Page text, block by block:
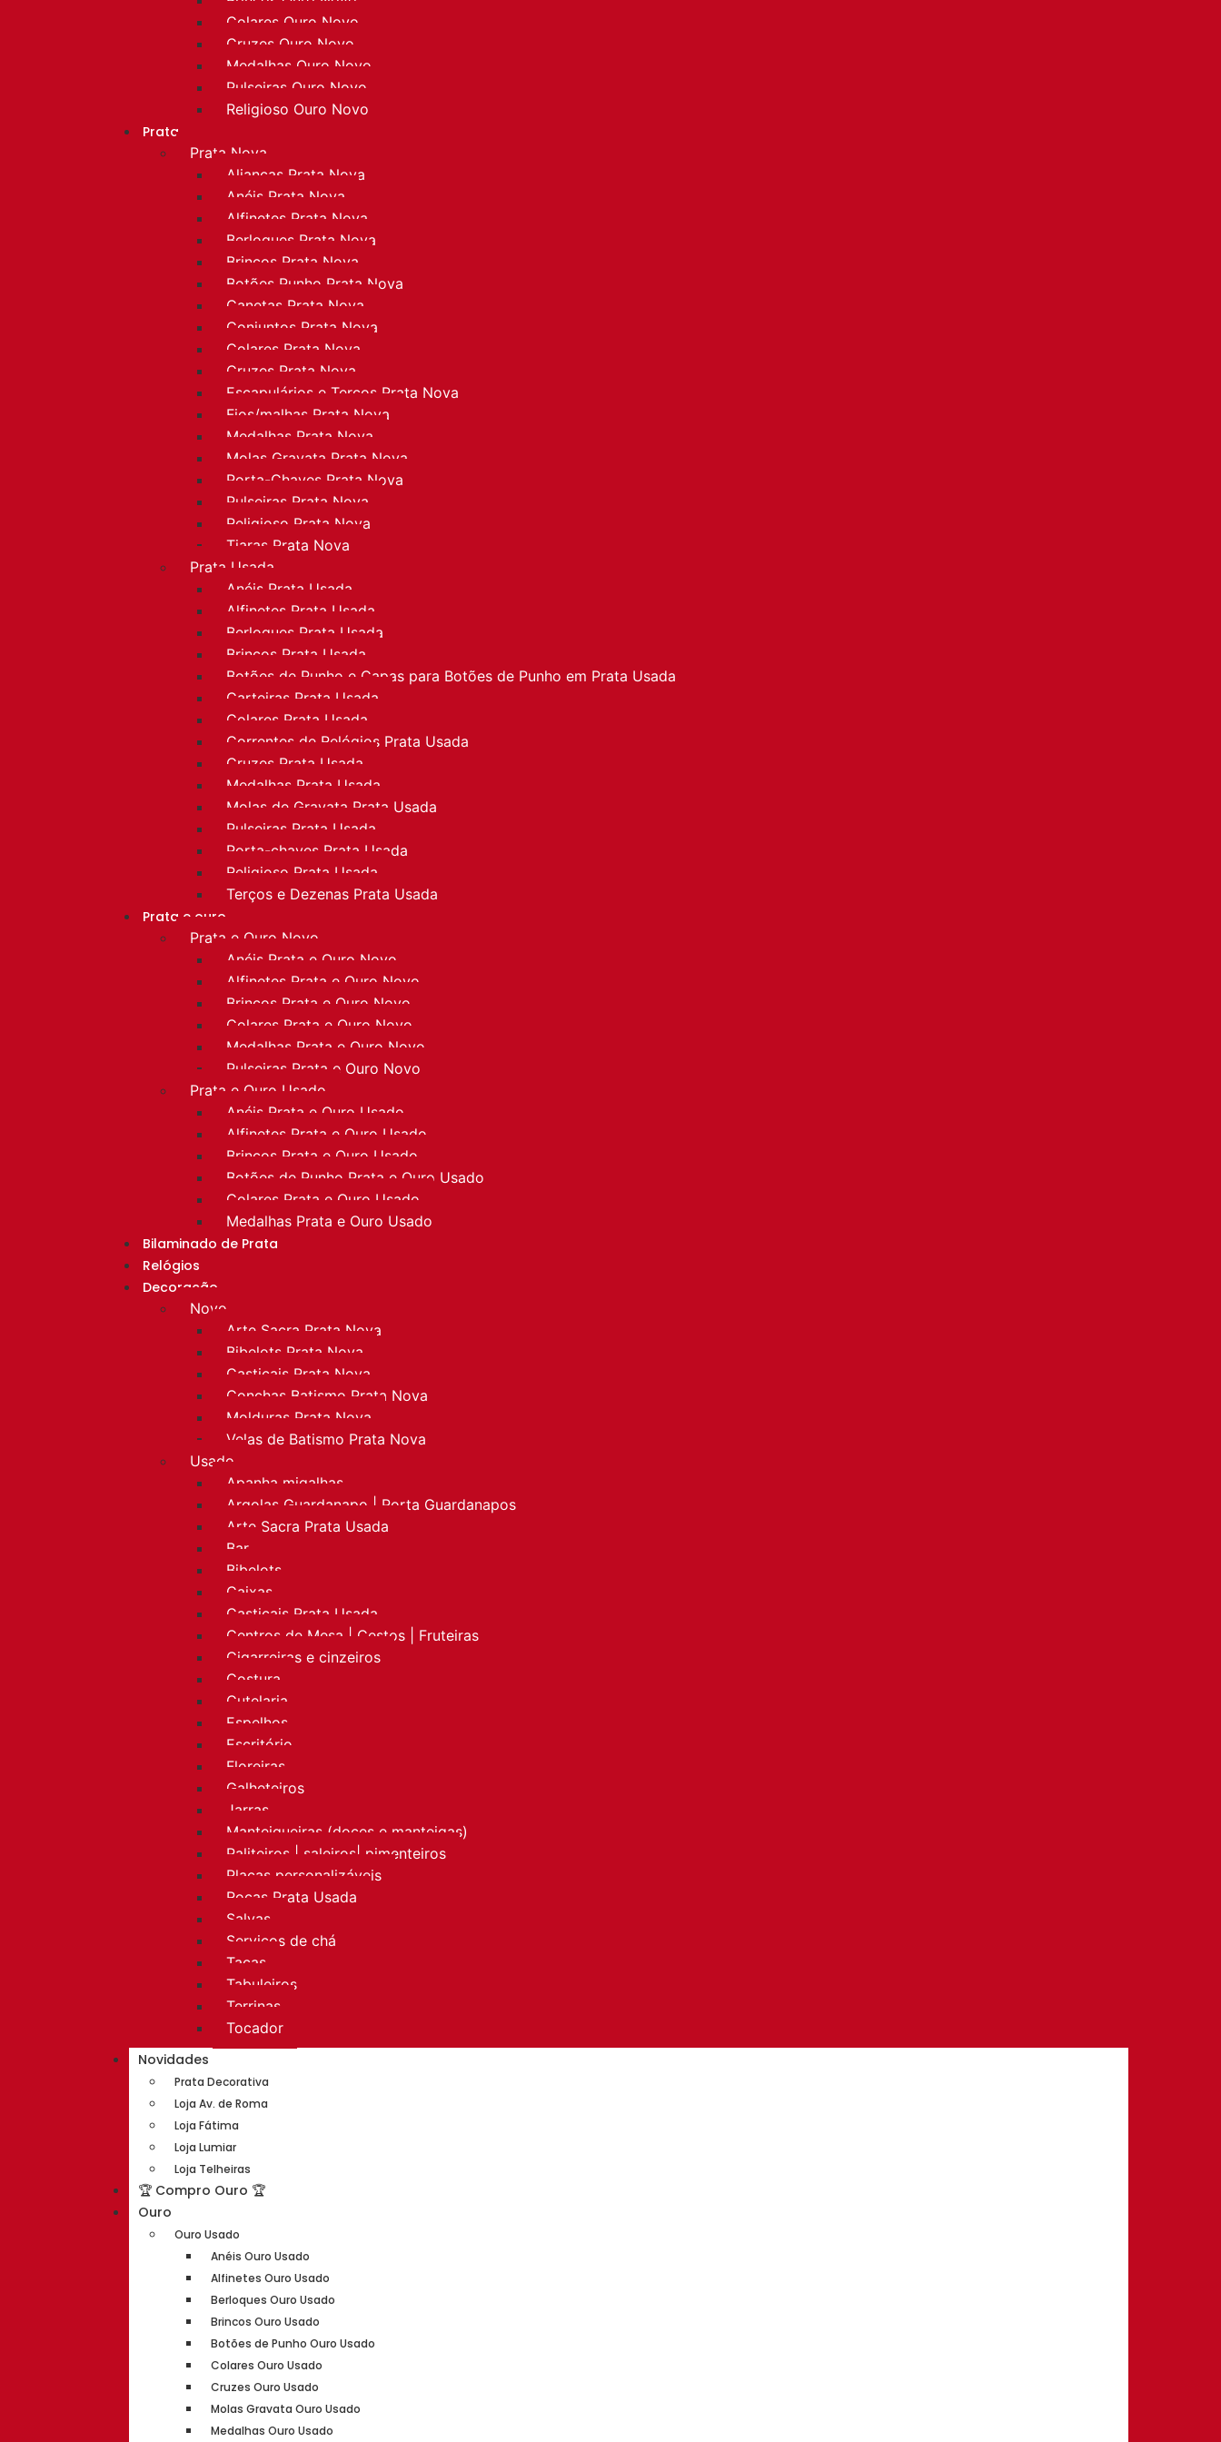
Colares Ouro Novo
Cruzes Ouro Novo
Medalhas Ouro Novo
Pulseiras Ouro Novo
Religioso Ouro Novo
Prata
Prata Nova
Alianças Prata Nova
Anéis Prata Nova
Alfinetes Prata Nova
Berloques Prata Nova
Brincos Prata Nova
Botões Punho Prata Nova
Canetas Prata Nova
Conjuntos Prata Nova
Colares Prata Nova
Cruzes Prata Nova
Escapulários e Terços Prata Nova
Fios/malhas Prata Nova
Medalhas Prata Nova
Molas Gravata Prata Nova
Porta-Chaves Prata Nova
Pulseiras Prata Nova
Religioso Prata Nova
Tiaras Prata Nova
Prata Usada
Anéis Prata Usada
Alfinetes Prata Usada
Berloques Prata Usada
Brincos Prata Usada
Botões de Punho e Capas para Botões de Punho em Prata Usada
Carteiras Prata Usada
Colares Prata Usada
Correntes de Relógios Prata Usada
Cruzes Prata Usada
Medalhas Prata Usada
Molas de Gravata Prata Usada
Pulseiras Prata Usada
Porta-chaves Prata Usada
Religioso Prata Usada
Terços e Dezenas Prata Usada
Prata e ouro
Prata e Ouro Novo
Anéis Prata e Ouro Novo
Alfinetes Prata e Ouro Novo
Brincos Prata e Ouro Novo
Colares Prata e Ouro Novo
Medalhas Prata e Ouro Novo
Pulseiras Prata e Ouro Novo
Prata e Ouro Usado
Anéis Prata e Ouro Usado
Alfinetes Prata e Ouro Usado
Brincos Prata e Ouro Usado
Botões de Punho Prata e Ouro Usado
Colares Prata e Ouro Usado
Medalhas Prata e Ouro Usado
Bilaminado de Prata
Relógios
Decoração
Novo
Arte Sacra Prata Nova
Bibelots Prata Nova
Castiçais Prata Nova
Conchas Batismo Prata Nova
Molduras Prata Nova
Velas de Batismo Prata Nova
Usado
Apanha migalhas
Argolas Guardanapo | Porta Guardanapos
Arte Sacra Prata Usada
Bar
Bibelots
Caixas
Castiçais Prata Usada
Centros de Mesa | Cestos | Fruteiras
Cigarreiras e cinzeiros
Costura
Cutelaria
Espelhos
Escritório
Floreiras
Galheteiros
Jarras
Manteigueiras (doces e manteigas)
Paliteiros | saleiros| pimenteiros
Placas personalizáveis
Rocas Prata Usada
Salvas
Serviços de chá
Taças
Tabuleiros
Terrinas
Tocador
Novidades
Prata Decorativa
Loja Av. de Roma
Loja Fátima
Loja Lumiar
Loja Telheiras
🏆 Compro Ouro 🏆
Ouro
Ouro Usado
Anéis Ouro Usado
Alfinetes Ouro Usado
Berloques Ouro Usado
Brincos Ouro Usado
Botões de Punho Ouro Usado
Colares Ouro Usado
Cruzes Ouro Usado
Molas Gravata Ouro Usado
Medalhas Ouro Usado